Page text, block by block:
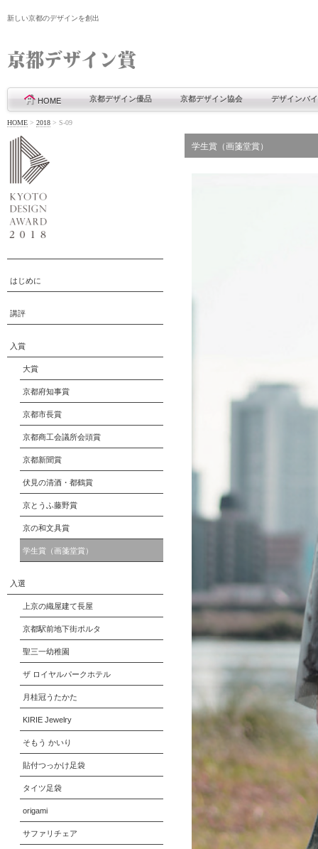
新しい京都のデザインを創出
HOME 京都デザイン優品 京都デザイン協会 デザインバ
HOME > 2018 > S-09
学生賞（画箋堂賞）
はじめに
講評
入賞
大賞
京都府知事賞
京都市長賞
京都商工会議所会頭賞
京都新聞賞
伏見の清酒・都鶴賞
京とうふ藤野賞
京の和文具賞
学生賞（画箋堂賞）
入選
上京の織屋建て長屋
京都駅前地下街ポルタ
聖三一幼稚園
ザ ロイヤルパークホテル
月桂冠うたかた
KIRIE Jewelry
そもう かいり
貼付つっかけ足袋
タイツ足袋
origami
サファリチェア